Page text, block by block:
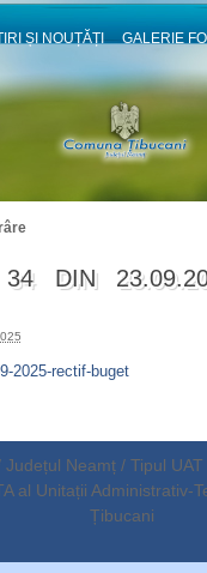
ȘI NOUȚĂȚI GALERIE
DIN
2025-rectif-buget
Județul Neamț / Tipul
al Unitații Administrativ-
Țibucani